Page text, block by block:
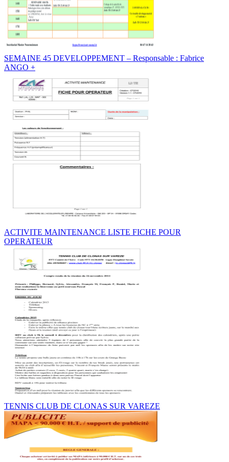
SEMAINE 45 DEVELOPPEMENT – Responsable : Fabrice
ANGO +
ACTIVITE MAINTENANCE LISTE FICHE POUR
OPERATEUR
TENNIS CLUB DE CLONAS SUR VAREZE